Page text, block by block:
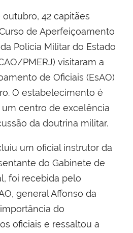
outubro, 42 capitães
de Aperfeiçoamento
Polícia Militar do Estado
PMERJ) visitaram a
de Oficiais (EsAO)
O estabelecimento é
centro de excelência
da doutrina militar.
um oficial instrutor da
do Gabinete de
foi recebida pelo
general Affonso da
do
oficiais e ressaltou a